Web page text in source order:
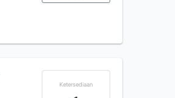
Ketersediaan